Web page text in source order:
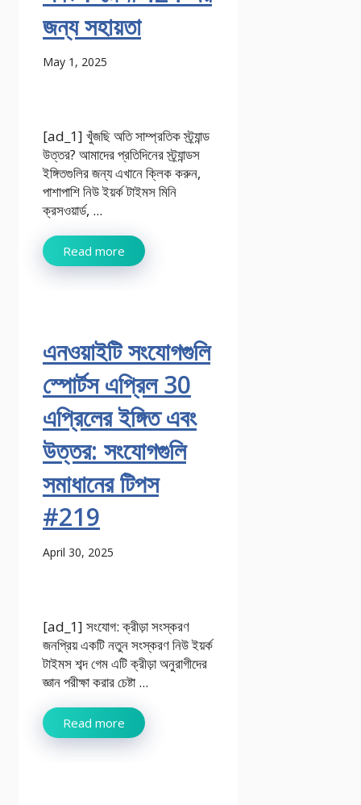
জন্য সহায়তা
May 1, 2025
[ad_1] খুঁজছি অতি সাম্প্রতিক স্ট্র্যান্ড
উত্তর? আমাদের প্রতিদিনের স্ট্র্যান্ডস
ইঙ্গিতগুলির জন্য এখানে ক্লিক করুন,
পাশাপাশি নিউ ইয়র্ক টাইমস মিনি
ক্রসওয়ার্ড, ...
Read more
এনওয়াইটি সংযোগগুলি
স্পোর্টস এপ্রিল 30
এপ্রিলের ইঙ্গিত এবং
উত্তর: সংযোগগুলি
সমাধানের টিপস
#219
April 30, 2025
[ad_1] সংযোগ: ক্রীড়া সংস্করণ
জনপ্রিয় একটি নতুন সংস্করণ নিউ ইয়র্ক
টাইমস শব্দ গেম এটি ক্রীড়া অনুরাগীদের
জ্ঞান পরীক্ষা করার চেষ্টা ...
Read more